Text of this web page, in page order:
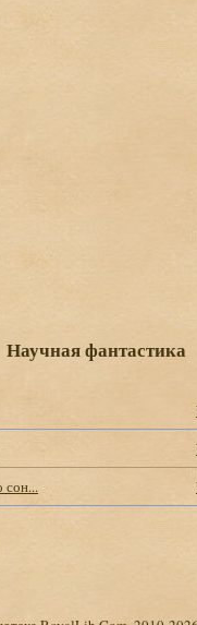
Научная фантастика
сон...